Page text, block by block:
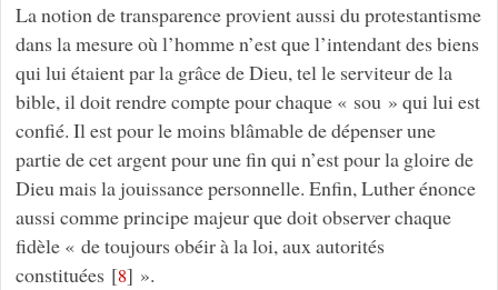
La notion de transparence provient aussi du protestantisme
dans la mesure où l’homme n’est que l’intendant des biens
qui lui étaient par la grâce de Dieu, tel le serviteur de la
bible, il doit rendre compte pour chaque « sou » qui lui est
confié. Il est pour le moins blâmable de dépenser une
partie de cet argent pour une fin qui n’est pour la gloire de
Dieu mais la jouissance personnelle. Enfin, Luther énonce
aussi comme principe majeur que doit observer chaque
fidèle « de toujours obéir à la loi, aux autorités
constituées [8] ».